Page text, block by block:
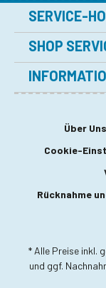
SERVICE-
SHOP
Über Uns
Cookie-
Rücknahme
* Alle Preise inkl.
und ggf.